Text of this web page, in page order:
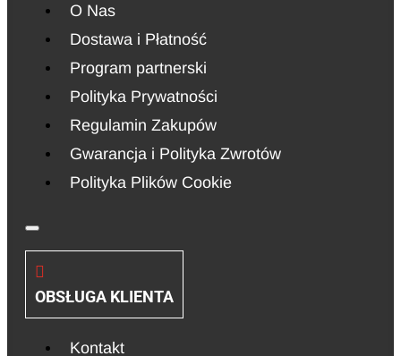
O Nas
Dostawa i Płatność
Program partnerski
Polityka Prywatności
Regulamin Zakupów
Gwarancja i Polityka Zwrotów
Polityka Plików Cookie
OBSŁUGA KLIENTA
Kontakt